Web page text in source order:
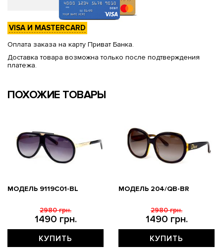
VISA И MASTERCARD
Оплата заказа на карту Приват Банка.
Доставка товара возможна только после подтверждения
платежа.
ПОХОЖИЕ ТОВАРЫ
МОДЕЛЬ 9119С01-BL
1490 грн.
2980 грн.
КУПИТЬ
МОДЕЛЬ 204/QB-BR
1490 грн.
2980 грн.
КУПИТЬ